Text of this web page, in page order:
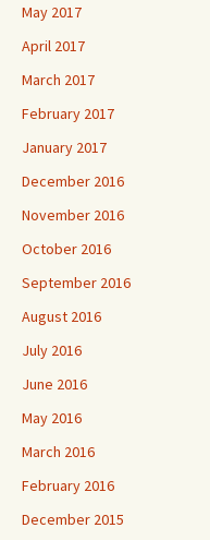
May 2017
April 2017
March 2017
February 2017
January 2017
December 2016
November 2016
October 2016
September 2016
August 2016
July 2016
June 2016
May 2016
March 2016
February 2016
December 2015